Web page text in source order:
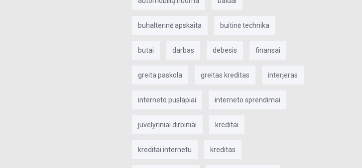
buhalterinė apskaita buitinė technika
butai darbas debesis finansai
greita paskola greitas kreditas interjeras
interneto puslapiai interneto sprendimai
juvelyriniai dirbiniai kreditai
kreditai internetu kreditas